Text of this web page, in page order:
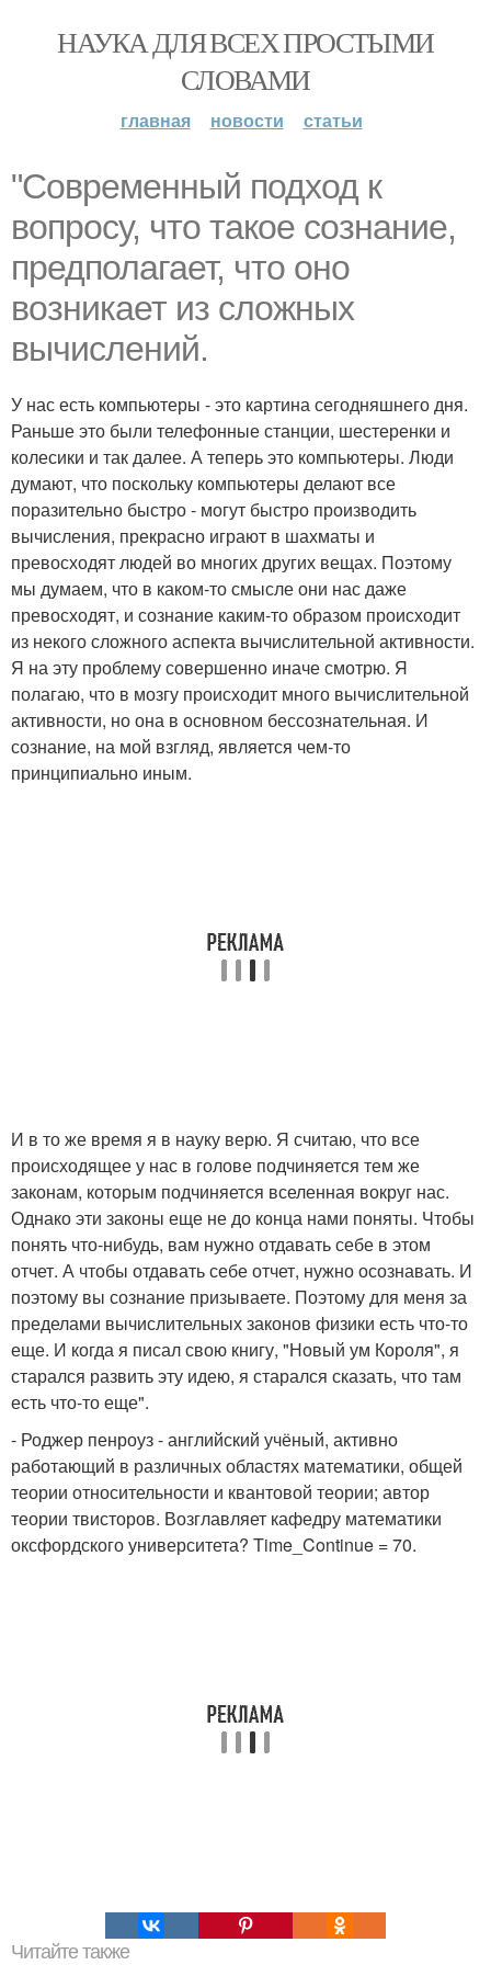
НАУКА ДЛЯ ВСЕХ ПРОСТЫМИ
СЛОВАМИ
главная новости статьи
"Современный подход к
вопросу, что такое сознание,
предполагает, что оно
возникает из сложных
вычислений.
У нас есть компьютеры - это картина сегодняшнего дня.
Раньше это были телефонные станции, шестеренки и
колесики и так далее. А теперь это компьютеры. Люди
думают, что поскольку компьютеры делают все
поразительно быстро - могут быстро производить
вычисления, прекрасно играют в шахматы и
превосходят людей во многих других вещах. Поэтому
мы думаем, что в каком-то смысле они нас даже
превосходят, и сознание каким-то образом происходит
из некого сложного аспекта вычислительной активности.
Я на эту проблему совершенно иначе смотрю. Я
полагаю, что в мозгу происходит много вычислительной
активности, но она в основном бессознательная. И
сознание, на мой взгляд, является чем-то
принципиально иным.
И в то же время я в науку верю. Я считаю, что все
происходящее у нас в голове подчиняется тем же
законам, которым подчиняется вселенная вокруг нас.
Однако эти законы еще не до конца нами поняты. Чтобы
понять что-нибудь, вам нужно отдавать себе в этом
отчет. А чтобы отдавать себе отчет, нужно осознавать. И
поэтому вы сознание призываете. Поэтому для меня за
пределами вычислительных законов физики есть что-то
еще. И когда я писал свою книгу, "Новый ум Короля", я
старался развить эту идею, я старался сказать, что там
есть что-то еще".
- Роджер пенроуз - английский учёный, активно
работающий в различных областях математики, общей
теории относительности и квантовой теории; автор
теории твисторов. Возглавляет кафедру математики
оксфордского университета? Time_Continue = 70.
Читайте также